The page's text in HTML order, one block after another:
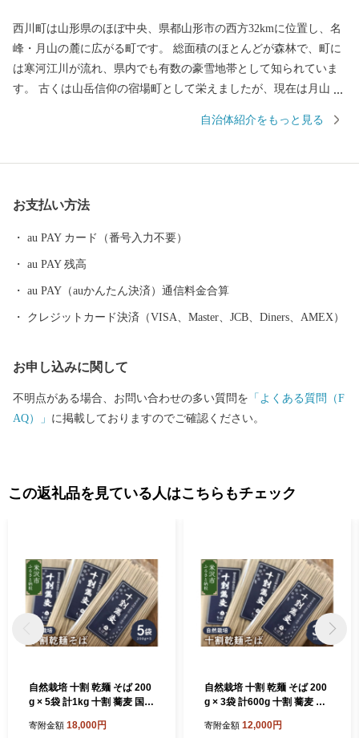
西川町は山形県のほぼ中央、県都山形市の西方32kmに位置し、名
峰・月山の麓に広がる町です。 総面積のほとんどが森林で、町に
は寒河江川が流れ、県内でも有数の豪雪地帯として知られていま
す。 古くは山岳信仰の宿場町として栄えましたが、現在は月山の
に蓄えられた水を利用し、地ビールや地酒の販売、月山湖大噴水
自治体紹介をもっと見る
お支払い方法
au PAY カード（番号入力不要）
au PAY 残高
au PAY（auかんたん決済）通信料金合算
クレジットカード決済（VISA、Master、JCB、Diners、AMEX）
お申し込みに関して
不明点がある場合、お問い合わせの多い質問を 「よくある質問（F
AQ）」 に掲載しておりますのでご確認ください。
この返礼品を見ている人はこちらもチェック
自然栽培 十割 乾麺 そば 200
g × 5袋 計1kg 十割 蕎麦 国産
培期間中 無肥料 農薬不使用
寄附金額 18,000円
自然栽培 十割 乾麺 そば 200
g × 3袋 計600g 十割 蕎麦 国
栽培期間中 無肥料 農薬不使
寄附金額 12,000円